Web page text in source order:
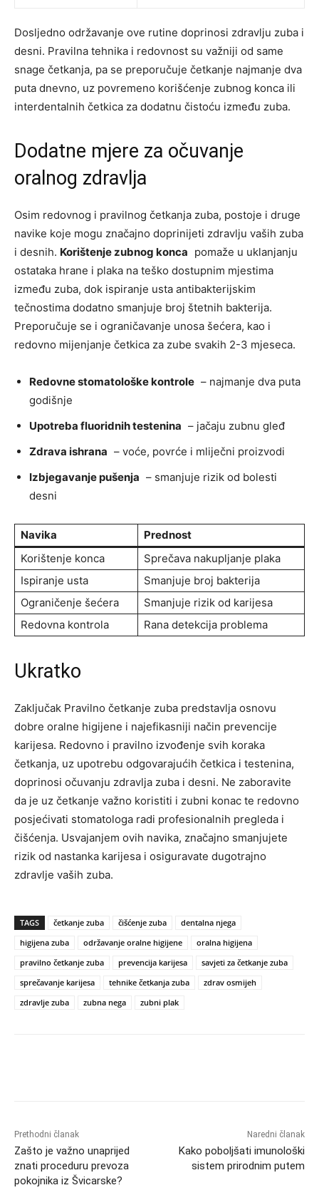
Dosljedno održavanje ove rutine doprinosi zdravlju zuba i
desni. Pravilna tehnika i redovnost su važniji od same
snage četkanja, pa se preporučuje četkanje najmanje dva
puta dnevno, uz povremeno korišćenje zubnog konca ili
interdentalnih četkica za dodatnu čistoću između zuba.
Dodatne mjere za očuvanje
oralnog zdravlja
Osim redovnog i pravilnog četkanja zuba, postoje i druge
navike koje mogu značajno doprinijeti zdravlju vaših zuba
i desnih. Korištenje zubnog konca pomaže u uklanjanju
ostataka hrane i plaka na teško dostupnim mjestima
između zuba, dok ispiranje usta antibakterijskim
tečnostima dodatno smanjuje broj štetnih bakterija.
Preporučuje se i ograničavanje unosa šećera, kao i
redovno mijenjanje četkica za zube svakih 2-3 mjeseca.
Redovne stomatološke kontrole – najmanje dva puta
godišnje
Upotreba fluoridnih testenina – jačaju zubnu gleđ
Zdrava ishrana – voće, povrće i mliječni proizvodi
Izbjegavanje pušenja – smanjuje rizik od bolesti
desni
Navika
Prednost
Korištenje konca
Sprečava nakupljanje plaka
Ispiranje usta
Smanjuje broj bakterija
Ograničenje šećera
Smanjuje rizik od karijesa
Redovna kontrola
Rana detekcija problema
Ukratko
Zaključak Pravilno četkanje zuba predstavlja osnovu
dobre oralne higijene i najefikasniji način prevencije
karijesa. Redovno i pravilno izvođenje svih koraka
četkanja, uz upotrebu odgovarajućih četkica i testenina,
doprinosi očuvanju zdravlja zuba i desni. Ne zaboravite
da je uz četkanje važno koristiti i zubni konac te redovno
posjećivati ​​stomatologa radi profesionalnih pregleda i
čišćenja. Usvajanjem ovih navika, značajno smanjujete
rizik od nastanka karijesa i osiguravate dugotrajno
zdravlje vaših zuba.
TAGS četkanje zuba čišćenje zuba
dentalna njega
higijena zuba
održavanje oralne higijene
oralna higijena
pravilno četkanje zuba
prevencija karijesa
savjeti za četkanje zuba
sprečavanje karijesa
tehnike četkanja zuba
zdrav osmijeh
zdravlje zuba
zubna nega zubni plak
Prethodni članak
Zašto je važno unaprijed
znati proceduru prevoza
pokojnika iz Švicarske?
Naredni članak
Kako poboljšati imunološki
sistem prirodnim putem